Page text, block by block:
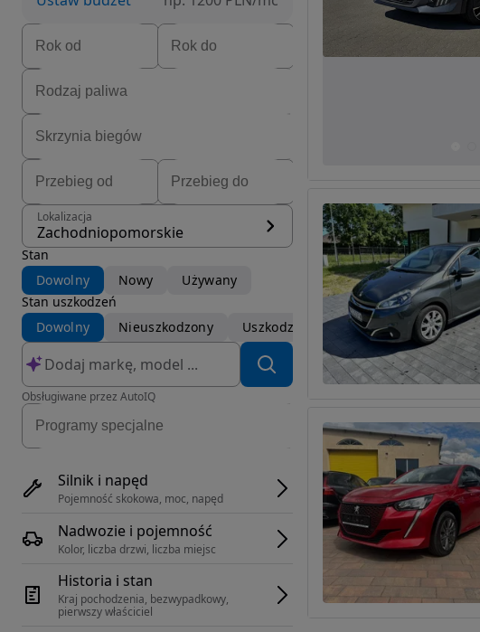
Lokalizacja
Zachodniopomorskie
Stan
Dowolny
Nowy
Używany
Stan uszkodzeń
Dowolny
Nieuszkodzony Uszkodzony
Obsługiwane przez AutoIQ
Silnik i napęd
Pojemność skokowa, moc, napęd
Nadwozie i pojemność
Kolor, liczba drzwi, liczba miejsc
Historia i stan
Kraj pochodzenia, bezwypadkowy,
pierwszy właściciel